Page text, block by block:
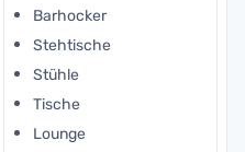
Barhocker
Stehtische
Stühle
Tische
Lounge